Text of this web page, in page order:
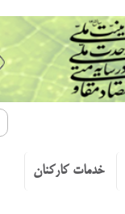
خدمات کارکنان